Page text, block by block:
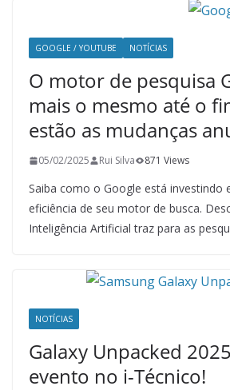
GOOGLE / YOUTUBE NOTÍCIAS
O motor de pesquisa
mais o mesmo até o
estão as mudanças
05/02/2025 Rui Silva 871 Views
Saiba como o Google está investindo
eficiência de seu motor de busca.
Inteligência Artificial traz para as
NOTÍCIAS
Galaxy Unpacked
evento no i-Técnico!